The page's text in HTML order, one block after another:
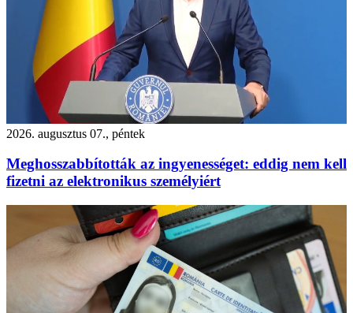
2026. augusztus 07., péntek
Meghosszabbították az ingyenességet: eddig nem kell
fizetni az elektronikus személyiért